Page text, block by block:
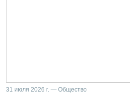
31 июля 2026 г. — Общество